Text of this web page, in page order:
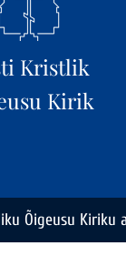
Kristlik
Kirik
Õigeusu Kiriku